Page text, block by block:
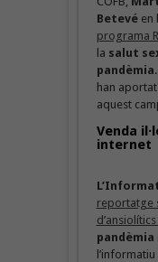
Betevéen
programa
la salut
pandèmia
han
aquest
Venda
internet
reportatge
pandèmia